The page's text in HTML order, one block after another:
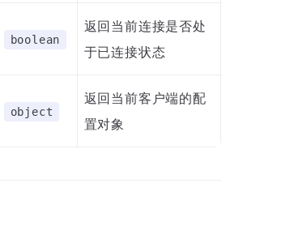
boolean
返回当前连接是否处
于已连接状态
object
返回当前客户端的配
置对象